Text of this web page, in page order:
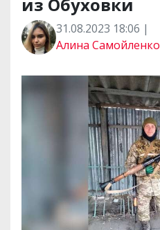
31.08.2023 18:06 |
Алина Самойленко